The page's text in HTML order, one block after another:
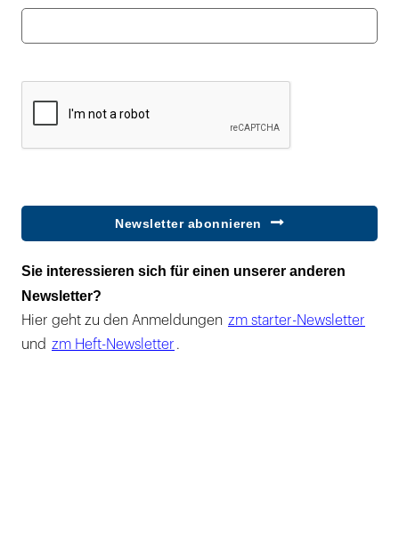
Newsletter abonnieren
Sie interessieren sich für einen unserer anderen
Newsletter?
Hier geht zu den Anmeldungen zm starter-Newsletter
und zm Heft-Newsletter .